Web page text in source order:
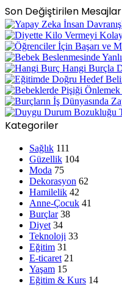
Son Değiştirilen Mesajlar
Kategoriler
Sağlık 111
Güzellik 104
Moda 75
Dekorasyon 62
Hamilelik 42
Anne-Çocuk 41
Burçlar 38
Diyet 34
Teknoloji 33
Eğitim 31
E-ticaret 21
Yaşam 15
Eğitim & Kurs 14